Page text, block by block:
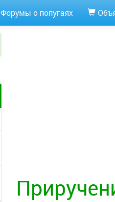
Форумы о попугаях